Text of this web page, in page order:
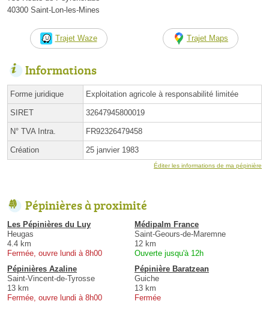
40300 Saint-Lon-les-Mines
Trajet Waze Trajet Maps
Informations
Forme juridique Exploitation agricole à responsabilité limitée
SIRET 32647945800019
N° TVA Intra. FR92326479458
Création 25 janvier 1983
Éditer les informations de ma pépinière
Pépinières à proximité
Les Pépinières du Luy
Heugas
4.4 km
Fermée, ouvre lundi à 8h00
Médipalm France
Saint-Geours-de-Maremne
12 km
Ouverte jusqu'à 12h
Pépinières Azaline
Saint-Vincent-de-Tyrosse
13 km
Fermée, ouvre lundi à 8h00
Pépinière Baratzean
Guiche
13 km
Fermée